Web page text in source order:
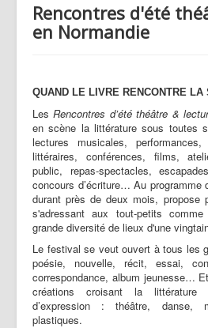
Compagnie
Bibliothèque
Téléchargements
Partenaires | Liens
Presse | Archives
Contact
Rencontres d'été
en Normandie
QUAND LE LIVRE RENCONTRE LA
LesRencontres d’été théâtre &
en scène la littérature sous toutes
lectures musicales,
littéraires, conférences, films,
public, repas-spectacles,
concours d’écriture… Au programme
durant près de deux mois, propose
s'adressant aux tout-petits
grande diversité de lieux d'une
Le festival se veut ouvert à tous les
poésie, nouvelle, récit, essai,
correspondance, album jeunesse…
créations croisant la littérature
d’expression : théâtre, danse,
plastiques.